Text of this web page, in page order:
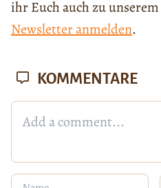
ihr Euch auch zu unserem
Newsletter anmelden.
KOMMENTARE